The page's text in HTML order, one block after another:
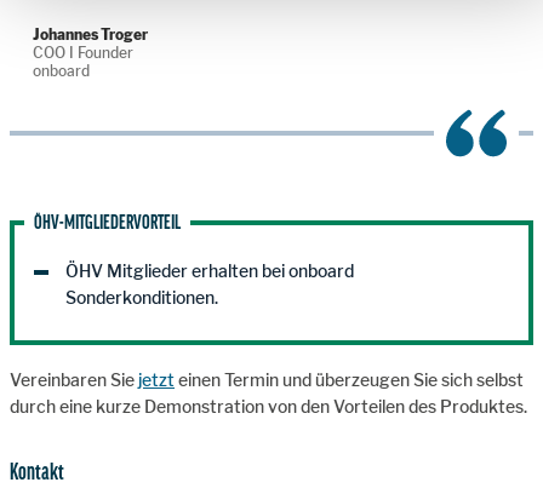
Johannes Troger
COO I Founder
onboard
ÖHV-MITGLIEDERVORTEIL
ÖHV Mitglieder erhalten bei onboard
Sonderkonditionen.
Vereinbaren Sie jetzteinen Termin und überzeugen Sie sich selbst
durch eine kurze Demonstration von den Vorteilen des Produktes.
Kontakt